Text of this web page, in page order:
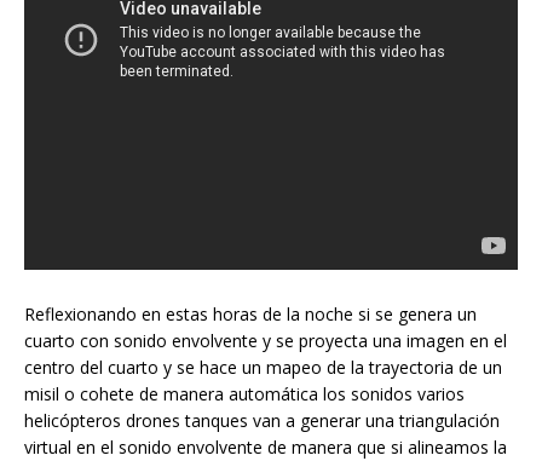
Reflexionando en estas horas de la noche si se genera un
cuarto con sonido envolvente y se proyecta una imagen en el
centro del cuarto y se hace un mapeo de la trayectoria de un
misil o cohete de manera automática los sonidos varios
helicópteros drones tanques van a generar una triangulación
virtual en el sonido envolvente de manera que si alineamos la